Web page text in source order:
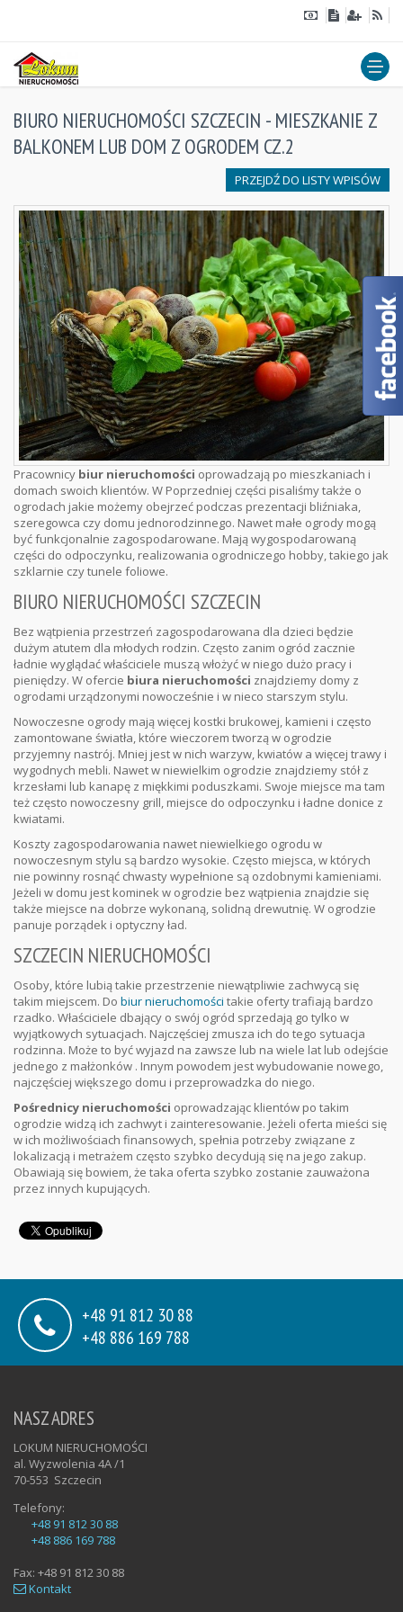
BIURO NIERUCHOMOŚCI SZCZECIN - MIESZKANIE Z
BALKONEM LUB DOM Z OGRODEM CZ.2
PRZEJDŹ DO LISTY WPISÓW
Pracownicy biur nieruchomości oprowadzają po mieszkaniach i
domach swoich klientów. W Poprzedniej części pisaliśmy także o
ogrodach jakie możemy obejrzeć podczas prezentacji bliźniaka,
szeregowca czy domu jednorodzinnego. Nawet małe ogrody mogą
być funkcjonalnie zagospodarowane. Mają wygospodarowaną
części do odpoczynku, realizowania ogrodniczego hobby, takiego jak
szklarnie czy tunele foliowe.
BIURO NIERUCHOMOŚCI SZCZECIN
Bez wątpienia przestrzeń zagospodarowana dla dzieci będzie
dużym atutem dla młodych rodzin. Często zanim ogród zacznie
ładnie wyglądać właściciele muszą włożyć w niego dużo pracy i
pieniędzy. W ofercie biura nieruchomości znajdziemy domy z
ogrodami urządzonymi nowocześnie i w nieco starszym stylu.
Nowoczesne ogrody mają więcej kostki brukowej, kamieni i często
zamontowane światła, które wieczorem tworzą w ogrodzie
przyjemny nastrój. Mniej jest w nich warzyw, kwiatów a więcej trawy i
wygodnych mebli. Nawet w niewielkim ogrodzie znajdziemy stół z
krzesłami lub kanapę z miękkimi poduszkami. Swoje miejsce ma tam
też często nowoczesny grill, miejsce do odpoczynku i ładne donice z
kwiatami.
Koszty zagospodarowania nawet niewielkiego ogrodu w
nowoczesnym stylu są bardzo wysokie. Często miejsca, w których
nie powinny rosnąć chwasty wypełnione są ozdobnymi kamieniami.
Jeżeli w domu jest kominek w ogrodzie bez wątpienia znajdzie się
także miejsce na dobrze wykonaną, solidną drewutnię. W ogrodzie
panuje porządek i optyczny ład.
SZCZECIN NIERUCHOMOŚCI
Osoby, które lubią takie przestrzenie niewątpliwie zachwycą się
takim miejscem. Do biur nieruchomości takie oferty trafiają bardzo
rzadko. Właściciele dbający o swój ogród sprzedają go tylko w
wyjątkowych sytuacjach. Najczęściej zmusza ich do tego sytuacja
rodzinna. Może to być wyjazd na zawsze lub na wiele lat lub odejście
jednego z małżonków . Innym powodem jest wybudowanie nowego,
najczęściej większego domu i przeprowadzka do niego.
Pośrednicy nieruchomości oprowadzając klientów po takim
ogrodzie widzą ich zachwyt i zainteresowanie. Jeżeli oferta mieści się
w ich możliwościach finansowych, spełnia potrzeby związane z
lokalizacją i metrażem często szybko decydują się na jego zakup.
Obawiają się bowiem, że taka oferta szybko zostanie zauważona
przez innych kupujących.
+48 91 812 30 88
+48 886 169 788
NASZ ADRES
LOKUM NIERUCHOMOŚCI
al. Wyzwolenia 4A /1
70-553 Szczecin
Telefony:
+48 91 812 30 88
+48 886 169 788
Fax: +48 91 812 30 88
Kontakt